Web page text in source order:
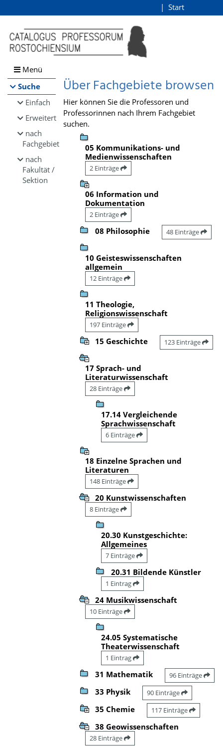
Browsen
direkt zum Inhalt
Start
Menü
Suche
Einfach
Erweitert
nach
Fachgebiet
nach
Fakultät /
Sektion
Über Fachgebiete browsen
Hier können Sie die Professoren und
Professorinnen nach Ihrem Fachgebiet
suchen.
05 Kommunikations- und
Medienwissenschaften
2 Einträge
06 Information und
Dokumentation
2 Einträge
08 Philosophie 48 Einträge
10 Geisteswissenschaften
allgemein
12 Einträge
11 Theologie,
Religionswissenschaft
197 Einträge
15 Geschichte 123 Einträge
17 Sprach- und
Literaturwissenschaft
28 Einträge
17.14 Vergleichende
Sprachwissenschaft
6 Einträge
18 Einzelne Sprachen und
Literaturen
148 Einträge
20 Kunstwissenschaften
8 Einträge
20.30 Kunstgeschichte:
Allgemeines
7 Einträge
20.31 Bildende Künstler
1 Eintrag
24 Musikwissenschaft
10 Einträge
24.05 Systematische
Theaterwissenschaft
1 Eintrag
31 Mathematik 96 Einträge
33 Physik 90 Einträge
35 Chemie 117 Einträge
38 Geowissenschaften
28 Einträge